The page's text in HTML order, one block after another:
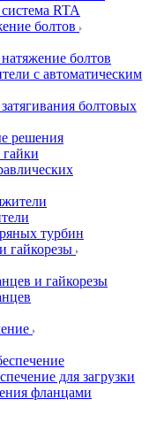
RTA
болтов
болтов
с автоматическим
болтовых
решения
гайки
турбин
гайкорезы
и гайкорезы
для загрузки
фланцами